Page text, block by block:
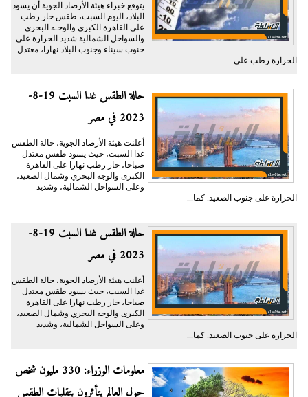
يتوقع خبراء هيئة الأرصاد الجوية أن يسود
البلاد، اليوم السبت، طقس حار رطب
على القاهرة الكبرى والوجـه البحري
والسواحل الشمالية شديد الحرارة على
جنوب سيناء وجنوب البلاد نهارا، معتدل
الحرارة رطب على...
حالة الطقس غدا السبت 19-8-
2023 في مصر
أعلنت هيئة الأرصاد الجوية، حالة الطقس
غدا السبت، حيث يسود طقس معتدل
صباحا، حار رطب نهارا على القاهرة
الكبرى والوجه البحري وشمال الصعيد،
وعلى السواحل الشمالية، وشديد
الحرارة على جنوب الصعيد. كما...
حالة الطقس غدا السبت 19-8-
2023 في مصر
أعلنت هيئة الأرصاد الجوية، حالة الطقس
غدا السبت، حيث يسود طقس معتدل
صباحا، حار رطب نهارا على القاهرة
الكبرى والوجه البحري وشمال الصعيد،
وعلى السواحل الشمالية، وشديد
الحرارة على جنوب الصعيد. كما...
معلومات الوزراء: 330 مليون شخص
حول العالم يتأثرون بتقلبات الطقس